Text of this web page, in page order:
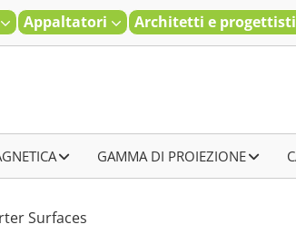
Appaltatori Architetti e progettisti
– GAMMA DI PROIEZIONE–
Surfaces